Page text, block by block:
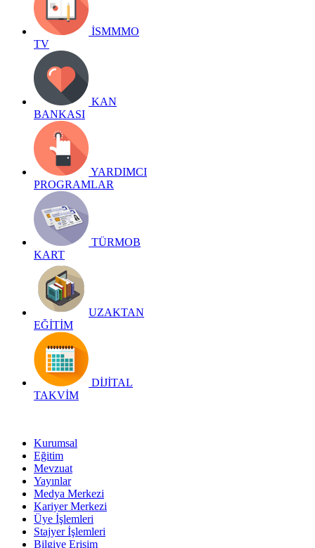
İSMMMO
TV
KAN
BANKASI
YARDIMCI
PROGRAMLAR
TÜRMOB
KART
UZAKTAN
EĞİTİM
DİJİTAL
TAKVİM
Kurumsal
Eğitim
Mevzuat
Yayınlar
Medya Merkezi
Kariyer Merkezi
Üye İşlemleri
Stajyer İşlemleri
Bilgiye Erişim